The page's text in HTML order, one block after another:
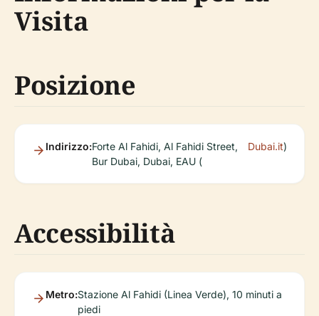
Visita
Posizione
Indirizzo:Forte Al Fahidi, Al Fahidi Street,
Bur Dubai, Dubai, EAU (
Dubai.it)
Accessibilità
Metro:Stazione Al Fahidi (Linea Verde), 10 minuti a
piedi